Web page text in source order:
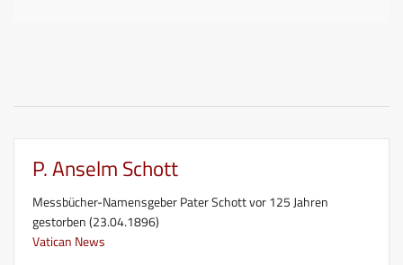
P. Anselm Schott
Messbücher-Namensgeber Pater Schott vor 125 Jahren
gestorben (23.04.1896)
Vatican News